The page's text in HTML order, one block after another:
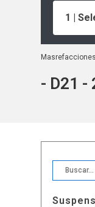
1 |
Masrefacciones
- D21 -